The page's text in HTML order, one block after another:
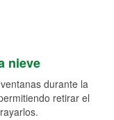
nieve
durante la
retirar el